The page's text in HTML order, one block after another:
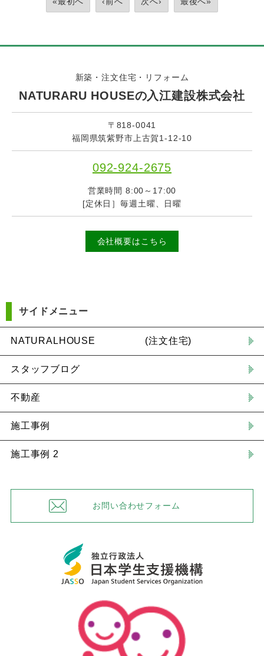
新築・注文住宅・リフォーム
NATURARU HOUSEの入江建設株式会社
〒818-0041
福岡県筑紫野市上古賀1-12-10
092-924-2675
営業時間 8:00～17:00
[定休日］毎週土曜、日曜
会社概要はこちら
サイドメニュー
NATURALHOUSE (注文住宅)
スタッフブログ
不動産
施工事例
施工事例 2
お問い合わせフォーム